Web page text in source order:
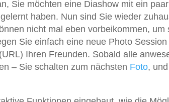
Sie möchten eine Diashow mit ein
haben. Nun sind Sie wieder
nicht mal eben vorbeikommen, um
Sie einfach eine neue Photo
Ihren Freunden. Sobald alle
– Sie schalten zum nächsten Foto,